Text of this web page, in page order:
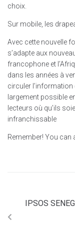
choix.
Sur mobile, les
Avec cette nouvelle
s’adapte aux
francophone et
dans les années à
circuler
largement possible
lecteurs où qu’ils
infranchissable
Remember! You can
IPSOS